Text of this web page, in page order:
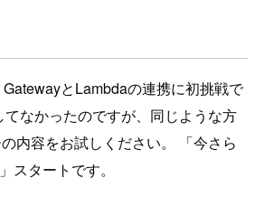
とLambdaの連携に初挑戦で
なかったのですが、同じような方
内容をお試しください。 「今さら
スタートです。